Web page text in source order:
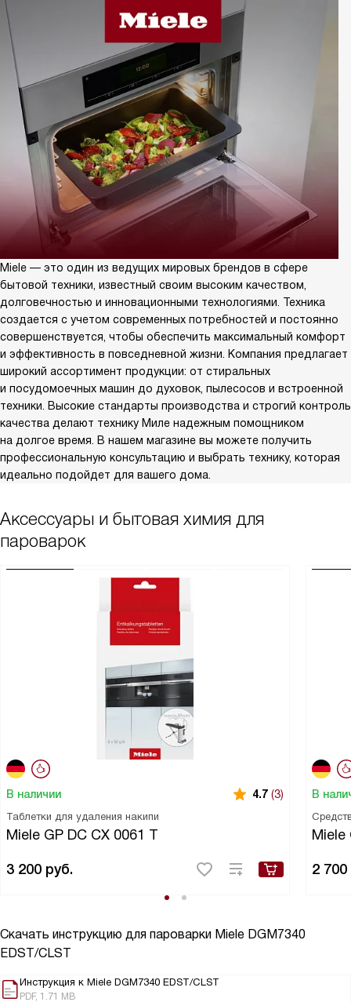
Miele — это один из ведущих мировых брендов в сфере
бытовой техники, известный своим высоким качеством,
долговечностью и инновационными технологиями. Техника
создается с учетом современных потребностей и постоянно
совершенствуется, чтобы обеспечить максимальный комфорт
и эффективность в повседневной жизни. Компания предлагает
широкий ассортимент продукции: от стиральных
и посудомоечных машин до духовок, пылесосов и встроенной
техники. Высокие стандарты производства и строгий контроль
качества делают технику Миле надежным помощником
на долгое время. В нашем магазине вы можете получить
профессиональную консультацию и выбрать технику, которая
идеально подойдет для вашего дома.
Аксессуары и бытовая химия для
пароварок
В наличии 4.7 (3)
Таблетки для удаления накипи
Miele GP DC CX 0061 T
3 200 руб.
В
Miele
2 700
Скачать инструкцию для пароварки Miele DGM7340
EDST/CLST
Инструкция к Miele DGM7340 EDST/CLST
PDF, 1.71 MB